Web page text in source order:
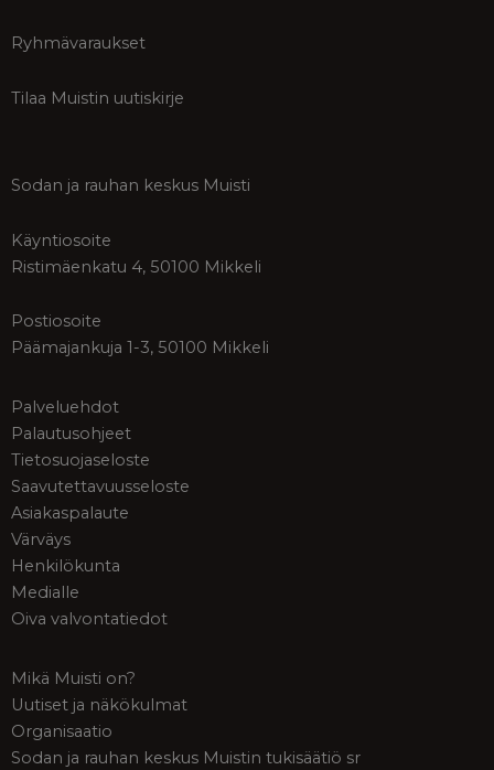
Ryhmävaraukset
Tilaa Muistin uutiskirje
Sodan ja rauhan keskus Muisti
Käyntiosoite
Ristimäenkatu 4, 50100 Mikkeli
Postiosoite
Päämajankuja 1-3, 50100 Mikkeli
Palveluehdot
Palautusohjeet
Tietosuojaseloste
Saavutettavuusseloste
Asiakaspalaute
Värväys
Henkilökunta
Medialle
Oiva valvontatiedot
Mikä Muisti on?
Uutiset ja näkökulmat
Organisaatio
Sodan ja rauhan keskus Muistin tukisäätiö sr